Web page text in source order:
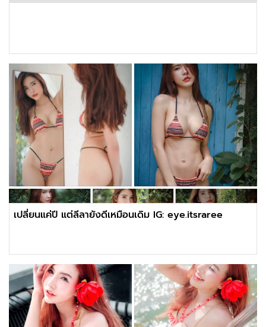
เปลี่ยนแค่ปี แต่ลีลายังดีเหมือนเดิม IG: eye.itsraree